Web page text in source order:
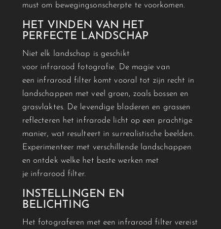
must om bewegingsonscherpte te voorkomen.
HET VINDEN VAN HET
PERFECTE LANDSCHAP
Niet elk landschap is geschikt
voor infrarood fotografie. De magie van
een infrarood filter komt vooral tot zijn recht in
landschappen met veel groen, zoals bossen en
grasvlaktes. De levendige bladeren en grassen
reflecteren het infrarode licht op een prachtige
manier, wat resulteert in surrealistische beelden.
Experimenteer met verschillende landschappen
en ontdek welke het beste werken met
je infrarood filter.
INSTELLINGEN EN
BELICHTING
Het fotograferen met een infrarood filter vereist